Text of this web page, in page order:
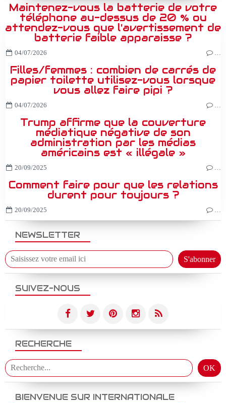
NEWSLETTER
SUIVEZ-NOUS
RECHERCHE
BIENVENUE SUR INTERNATIONALE
Maintenez-vous la batterie de votre
téléphone au-dessus de 20 % ou
attendez-vous que l'avertissement de
batterie faible apparaisse ?
04/07/2026 …
Filles/femmes : combien de carrés de
papier toilette utilisez-vous lorsque
vous allez faire pipi ?
04/07/2026 …
Trump affirme que la couverture
médiatique négative de son
administration par les médias
américains est « illégale »
20/09/2025 …
Comment faire pour que les relations
durent pour toujours ?
20/09/2025 …